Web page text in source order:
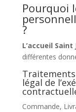
Pourquoi
?
L’accueil Saint
différentes
légal de
Commande,